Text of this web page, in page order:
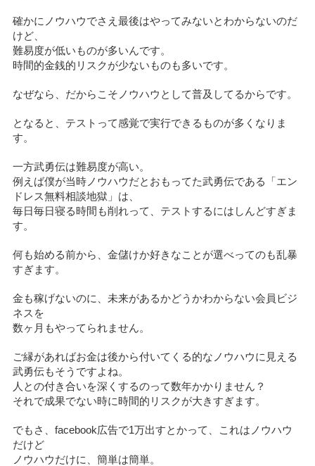
確かにノウハウでさえ最後はやってみないとわからないのだ
けど、
難易度が低いものが多いんです。
時間的金銭的リスクが少ないものも多いです。
なぜなら、だからこそノウハウとして普及してるからです。
となると、テストって感覚で実行できるものが多くなりま
す。
一方武勇伝は難易度が高い。
例えば僕が当時ノウハウだとおもってた武勇伝である「エン
ドレス無料相談地獄」は、
毎日毎日寝る時間も削れって、テストするにはしんどすぎま
す。
何も始める前から、金儲けか好きなことが選べってのも乱暴
すぎます。
金も稼げないのに、未来があるかどうかわからない会員ビジ
ネスを
数ヶ月もやってられません。
ご縁があればお金は後から付いてくる的なノウハウに見える
武勇伝もそうですよね。
人との付き合いを深くするのって数年かかりません？
それで成果でない時に時間的リスクが大きすぎます。
でもさ、facebook広告で1万出すとかって、これはノウハウ
だけど
ノウハウだけに、簡単は簡単。